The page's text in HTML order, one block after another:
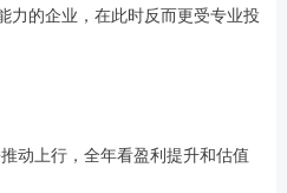
力的企业，在此时反而更受专业投
动上行，全年看盈利提升和估值